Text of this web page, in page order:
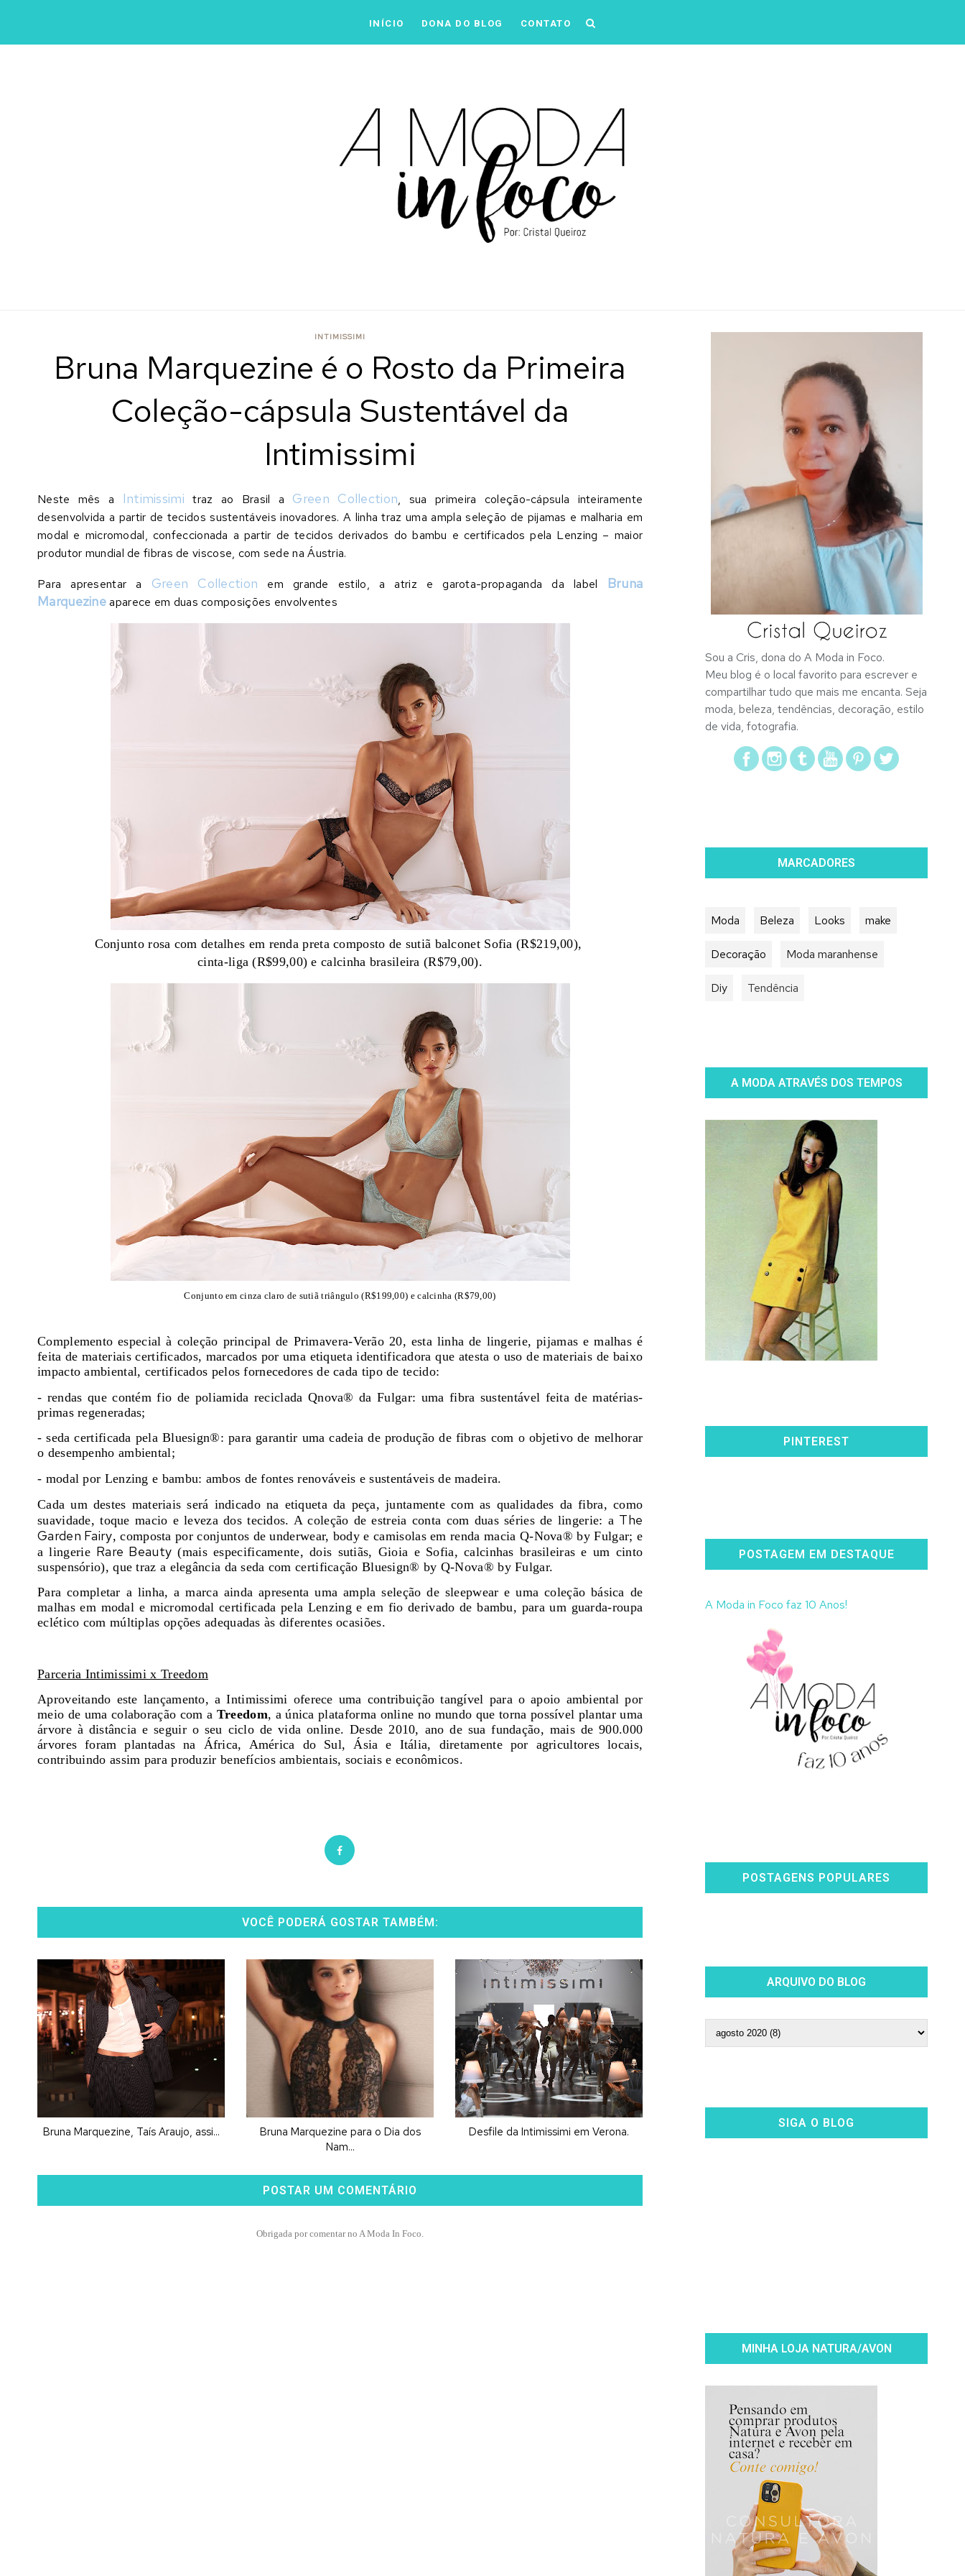
INÍCIO DONA DO BLOG CONTATO
INTIMISSIMI
Bruna Marquezine é o Rosto da Primeira
Coleção-cápsula Sustentável da
Intimissimi
Neste mês a Intimissimi traz ao Brasil a Green Collection, sua primeira coleção-cápsula inteiramente
desenvolvida a partir de tecidos sustentáveis inovadores. A linha traz uma ampla seleção de pijamas e malharia em
modal e micromodal, confeccionada a partir de tecidos derivados do bambu e certificados pela Lenzing – maior
produtor mundial de fibras de viscose, com sede na Áustria.
Para apresentar a Green Collection em grande estilo, a atriz e garota-propaganda dalabel
Bruna
Marquezine aparece em duas composições envolventes
Conjunto rosa com detalhes em renda preta composto de sutiã balconet Sofia (R$219,00),
cinta-liga (R$99,00) e calcinha brasileira (R$79,00).
Conjunto em cinza claro de sutiã triângulo (R$199,00) e calcinha (R$79,00)
Complemento especial à coleção principal de Primavera-Verão 20, esta linha de lingerie, pijamas e malhas é
feita de materiais certificados, marcados por uma etiqueta identificadora que atesta o uso de materiais de baixo
impacto ambiental, certificados pelos fornecedores de cada tipo de tecido:
- rendas que contém fio de poliamida reciclada Qnova® da Fulgar: uma fibra sustentável feita de matérias-
primas regeneradas;
- seda certificada pela Bluesign®: para garantir uma cadeia de produção de fibras com o objetivo de melhorar
o desempenho ambiental;
- modal por Lenzing e bambu: ambos de fontes renováveis e sustentáveis de madeira.
Cada um destes materiais será indicado na etiqueta da peça, juntamente com as qualidades da fibra, como
suavidade, toque macio e leveza dos tecidos. A coleção de estreia conta com duas séries de lingerie: a The
Garden Fairy, composta por conjuntos de underwear, body e camisolas em renda macia Q-Nova® by Fulgar; e
a lingerie Rare Beauty (mais especificamente, dois sutiãs, Gioia e Sofia, calcinhas brasileiras e um cinto
suspensório), que traz a elegância da seda com certificação Bluesign® by Q-Nova® by Fulgar.
Para completar a linha, a marca ainda apresenta uma ampla seleção de sleepwear e uma coleção básica de
malhas em modal e micromodal certificada pela Lenzing e em fio derivado de bambu, para um guarda-roupa
eclético com múltiplas opções adequadas às diferentes ocasiões.
Parceria Intimissimi x Treedom
Aproveitando este lançamento, a Intimissimi oferece uma contribuição tangível para o apoio ambiental por
meio de uma colaboração com a Treedom, a única plataforma online no mundo que torna possível plantar uma
árvore à distância e seguir o seu ciclo de vida online. Desde 2010, ano de sua fundação, mais de 900.000
árvores foram plantadas na África, América do Sul, Ásia e Itália, diretamente por agricultores locais,
contribuindo assim para produzir benefícios ambientais, sociais e econômicos.
VOCÊ PODERÁ GOSTAR TAMBÉM:
Bruna Marquezine, Taís Araujo, assi...
Bruna Marquezine para o Dia dos
Nam...
Desfile da Intimissimi em Verona.
POSTAR UM COMENTÁRIO
Obrigada por comentar no A Moda In Foco.
Sou a Cris, dona do A Moda in Foco.
Meu blog é o local favorito para escrever e
compartilhar tudo que mais me encanta. Seja
moda, beleza, tendências, decoração, estilo
de vida, fotografia.
MARCADORES
Moda Beleza Looks make
Decoração Moda maranhense
Diy Tendência
A MODA ATRAVÉS DOS TEMPOS
PINTEREST
POSTAGEM EM DESTAQUE
A Moda in Foco faz 10 Anos!
POSTAGENS POPULARES
ARQUIVO DO BLOG
SIGA O BLOG
MINHA LOJA NATURA/AVON